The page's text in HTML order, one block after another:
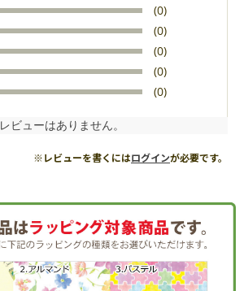
(0)
(0)
(0)
(0)
(0)
レビューはありません。
※レビューを書くにはログインが必要です。